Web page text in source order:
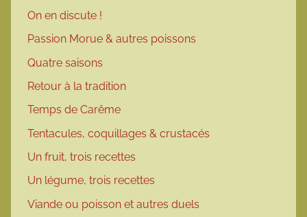
On en discute !
Passion Morue & autres poissons
Quatre saisons
Retour à la tradition
Temps de Carême
Tentacules, coquillages & crustacés
Un fruit, trois recettes
Un légume, trois recettes
Viande ou poisson et autres duels